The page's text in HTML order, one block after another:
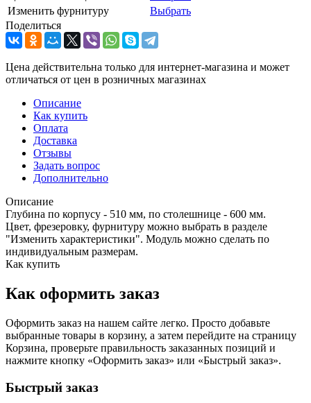
Изменить фурнитуру
Выбрать
Поделиться
Цена действительна только для интернет-магазина и может
отличаться от цен в розничных магазинах
Описание
Как купить
Оплата
Доставка
Отзывы
Задать вопрос
Дополнительно
Описание
Глубина по корпусу - 510 мм, по столешнице - 600 мм.
Цвет, фрезеровку, фурнитуру можно выбрать в разделе
"Изменить характеристики". Модуль можно сделать по
индивидуальным размерам.
Как купить
Как оформить заказ
Оформить заказ на нашем сайте легко. Просто добавьте
выбранные товары в корзину, а затем перейдите на страницу
Корзина, проверьте правильность заказанных позиций и
нажмите кнопку «Оформить заказ» или «Быстрый заказ».
Быстрый заказ